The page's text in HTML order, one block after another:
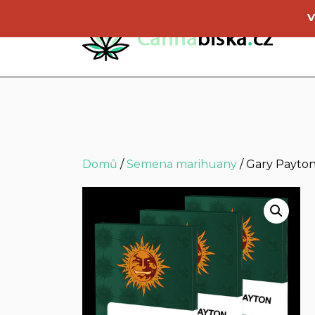
Domů /Semena marihuany / Gary